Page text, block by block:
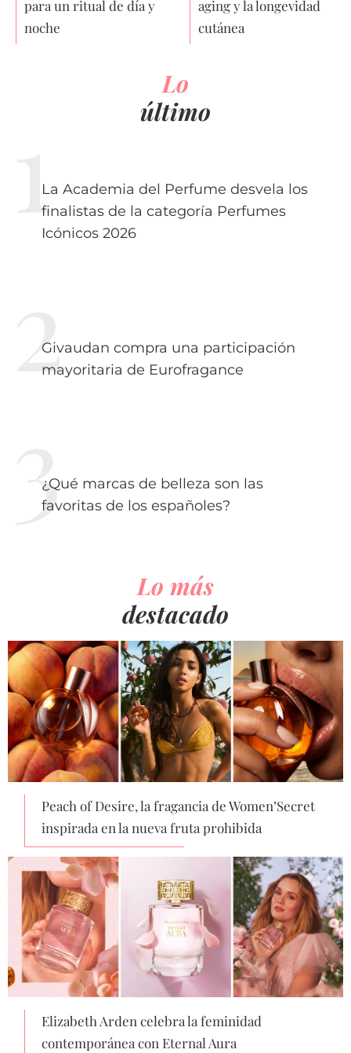
para un ritual de día y
noche
aging y la longevidad
cutánea
Lo
último
La Academia del Perfume desvela los
finalistas de la categoría Perfumes
Icónicos 2026
Givaudan compra una participación
mayoritaria de Eurofragance
¿Qué marcas de belleza son las
favoritas de los españoles?
Lo más
destacado
Peach of Desire, la fragancia de Women’Secret
inspirada en la nueva fruta prohibida
Elizabeth Arden celebra la feminidad
contemporánea con Eternal Aura